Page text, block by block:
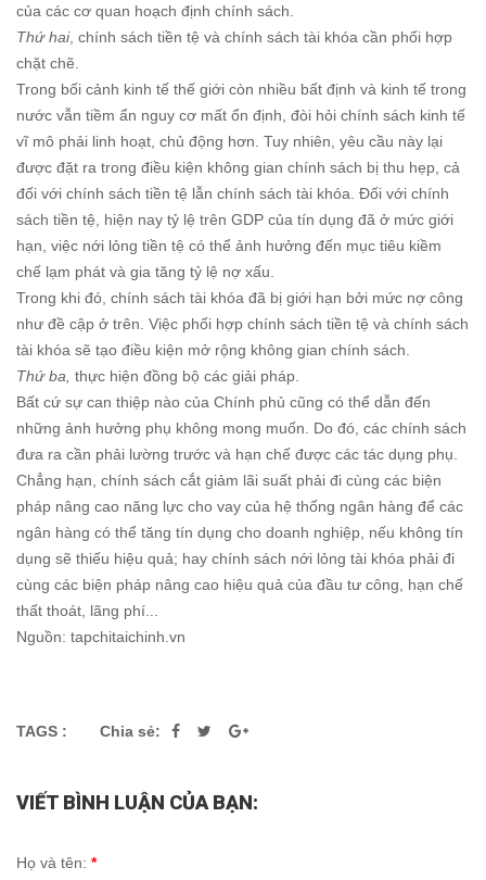
của các cơ quan hoạch định chính sách.
Thứ hai, chính sách tiền tệ và chính sách tài khóa cần phối hợp
chặt chẽ.
Trong bối cảnh kinh tế thế giới còn nhiều bất định và kinh tế trong
nước vẫn tiềm ẩn nguy cơ mất ổn định, đòi hỏi chính sách kinh tế
vĩ mô phải linh hoạt, chủ động hơn. Tuy nhiên, yêu cầu này lại
được đặt ra trong điều kiện không gian chính sách bị thu hẹp, cả
đối với chính sách tiền tệ lẫn chính sách tài khóa. Đối với chính
sách tiền tệ, hiện nay tỷ lệ trên GDP của tín dụng đã ở mức giới
hạn, việc nới lỏng tiền tệ có thể ảnh hưởng đến mục tiêu kiềm
chế lạm phát và gia tăng tỷ lệ nợ xấu.
Trong khi đó, chính sách tài khóa đã bị giới hạn bởi mức nợ công
như đề cập ở trên. Việc phối hợp chính sách tiền tệ và chính sách
tài khóa sẽ tạo điều kiện mở rộng không gian chính sách.
Thứ ba, thực hiện đồng bộ các giải pháp.
Bất cứ sự can thiệp nào của Chính phủ cũng có thể dẫn đến
những ảnh hưởng phụ không mong muốn. Do đó, các chính sách
đưa ra cần phải lường trước và hạn chế được các tác dụng phụ.
Chẳng hạn, chính sách cắt giảm lãi suất phải đi cùng các biện
pháp nâng cao năng lực cho vay của hệ thống ngân hàng để các
ngân hàng có thể tăng tín dụng cho doanh nghiệp, nếu không tín
dụng sẽ thiếu hiệu quả; hay chính sách nới lỏng tài khóa phải đi
cùng các biện pháp nâng cao hiệu quả của đầu tư công, hạn chế
thất thoát, lãng phí...
Nguồn: tapchitaichinh.vn
TAGS : Chia sẻ:
VIẾT BÌNH LUẬN CỦA BẠN:
Họ và tên: *